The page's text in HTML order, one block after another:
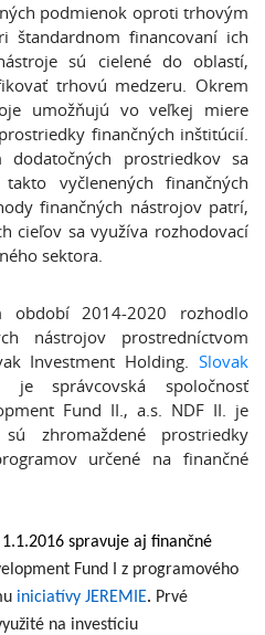
podmienok oproti trhovým
štandardnom financovaní ich
sú cielené do oblastí,
trhovú medzeru. Okrem
umožňujú vo veľkej miere
finančných inštitúcií.
dodatočných prostriedkov sa
vyčlenených finančných
finančných nástrojov patrí,
cieľov sa využíva rozhodovací
sektora.
2014-2020 rozhodlo
nástrojov prostredníctvom
Investment Holding. Slovak
je správcovská spoločnosť
Fund II., a.s. NDF II. je
zhromaždené prostriedky
určené na finančné
spravuje aj finančné
Fund I z programového
iniciatívy JEREMIE. Prvé
na investíciu